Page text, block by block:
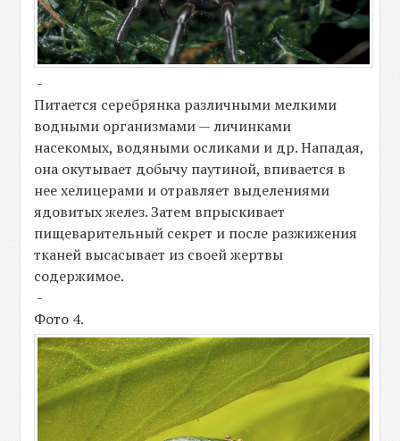
-
Питается серебрянка различными мелкими
водными организмами — личинками
насекомых, водяными осликами и др. Нападая,
она окутывает добычу паутиной, впивается в
нее хелицерами и отравляет выделениями
ядовитых желез. Затем впрыскивает
пищеварительный секрет и после разжижения
тканей высасывает из своей жертвы
содержимое.
-
Фото 4.